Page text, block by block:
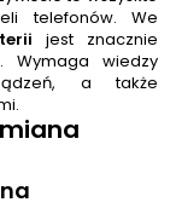
telefonów. We
jest znacznie
Wymaga wiedzy
a także